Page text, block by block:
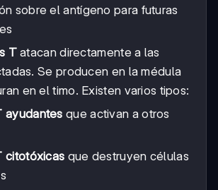
sobre el antígeno para futuras
Tatacan directamente a las
Se producen en la médula
en el timo. Existen varios tipos:
ayudantes que activan a otros
citotóxicas que destruyen células